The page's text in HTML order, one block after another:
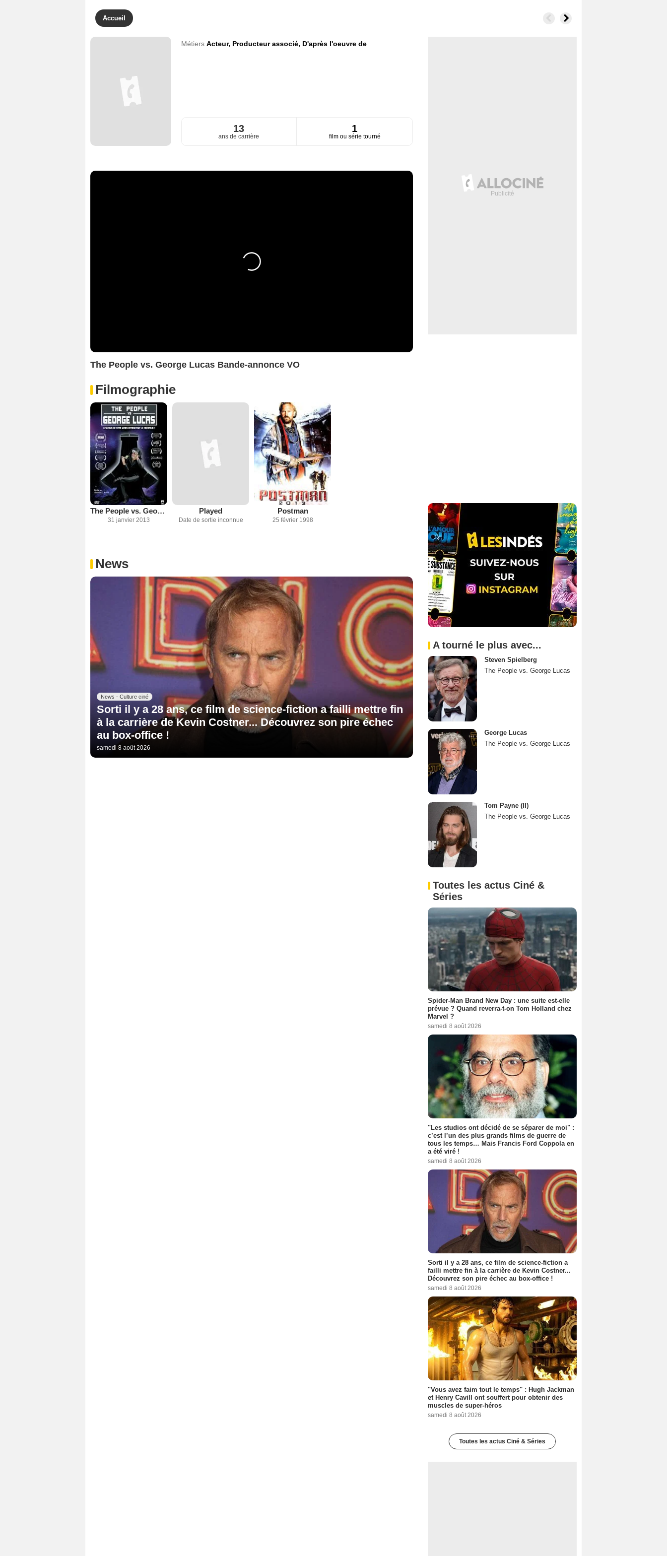
Accueil
Métiers Acteur, Producteur associé, D'après l'oeuvre de
13
ans de carrière
1
film ou série tourné
The People vs. George Lucas Bande-annonce VO
Filmographie
The People vs. George Lucas
31 janvier 2013
Played
Date de sortie inconnue
Postman
25 février 1998
News
News - Culture ciné
Sorti il y a 28 ans, ce film de science-fiction a failli mettre fin
à la carrière de Kevin Costner... Découvrez son pire échec
au box-office !
samedi 8 août 2026
A tourné le plus avec...
Steven Spielberg
The People vs. George Lucas
George Lucas
The People vs. George Lucas
Tom Payne (II)
The People vs. George Lucas
Toutes les actus Ciné &
Séries
Spider-Man Brand New Day : une suite est-elle
prévue ? Quand reverra-t-on Tom Holland chez
Marvel ?
samedi 8 août 2026
"Les studios ont décidé de se séparer de moi" :
c’est l’un des plus grands films de guerre de
tous les temps… Mais Francis Ford Coppola en
a été viré !
samedi 8 août 2026
Sorti il y a 28 ans, ce film de science-fiction a
failli mettre fin à la carrière de Kevin Costner...
Découvrez son pire échec au box-office !
samedi 8 août 2026
"Vous avez faim tout le temps" : Hugh Jackman
et Henry Cavill ont souffert pour obtenir des
muscles de super-héros
samedi 8 août 2026
Toutes les actus Ciné & Séries